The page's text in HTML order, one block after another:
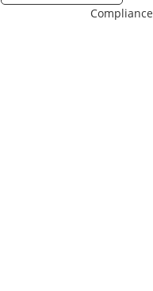
Compliance